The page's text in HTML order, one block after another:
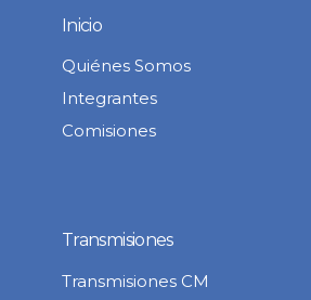
Inicio
Quiénes Somos
Integrantes
Comisiones
Transmisiones
Transmisiones CM